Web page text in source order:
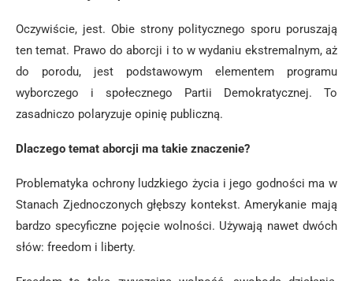
Oczywiście, jest. Obie strony politycznego sporu poruszają
ten temat. Prawo do aborcji i to w wydaniu ekstremalnym, aż
do porodu, jest podstawowym elementem programu
wyborczego i społecznego Partii Demokratycznej. To
zasadniczo polaryzuje opinię publiczną.
Dlaczego temat aborcji ma takie znaczenie?
Problematyka ochrony ludzkiego życia i jego godności ma w
Stanach Zjednoczonych głębszy kontekst. Amerykanie mają
bardzo specyficzne pojęcie wolności. Używają nawet dwóch
słów: freedom i liberty.